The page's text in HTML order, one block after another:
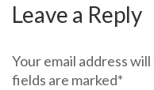
Leave a Reply
Your email address
fields are marked*